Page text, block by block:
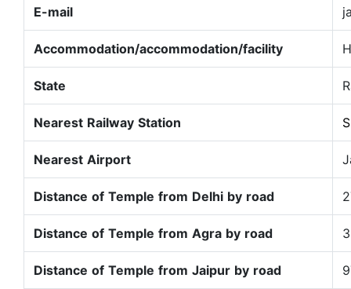
E-mail
Accommodation/accommodation/facility
State
Nearest Railway Station
Nearest Airport
Distance of Temple from Delhi by road
Distance of Temple from Agra by road
Distance of Temple from Jaipur by road